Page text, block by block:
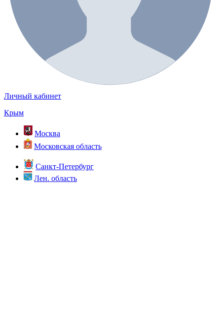
Личный кабинет
Крым
Москва
Московская область
Санкт-Петербург
Лен. область